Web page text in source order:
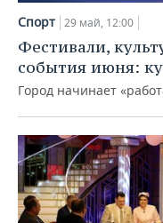
Спорт 29 май, 12:00
Фестивали,
события июня:
Город начинает